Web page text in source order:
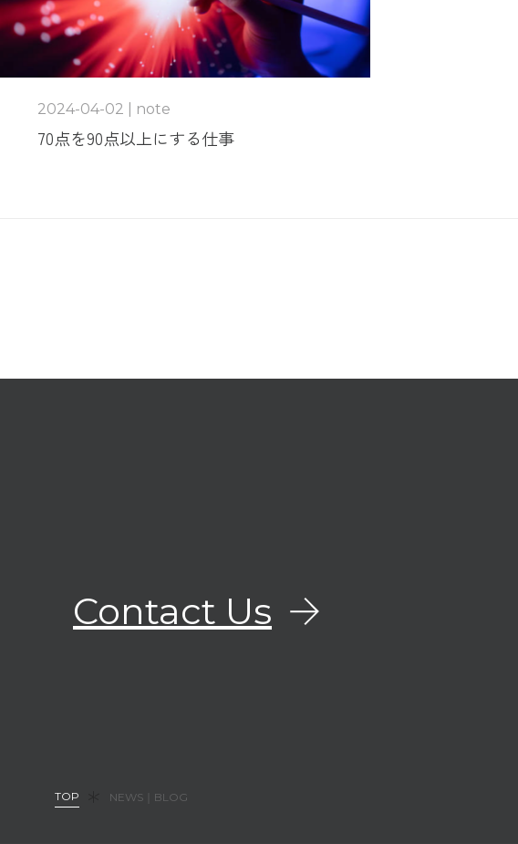
2024-04-02 | note
70点を90点以上にする仕事
Contact Us
TOP NEWS｜BLOG